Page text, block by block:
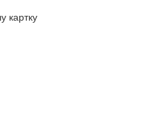
картку